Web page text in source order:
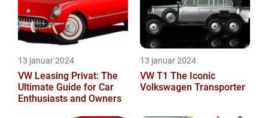
13 januar 2024
VW Leasing Privat: The
Ultimate Guide for Car
Enthusiasts and Owners
13 januar 2024
VW T1 The Iconic
Volkswagen Transporter